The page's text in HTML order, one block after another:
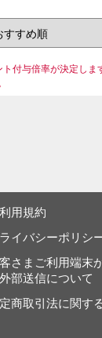
付与倍率が決定しま
用規約
イバシーポリシ
さまご利用端末
部送信について
商取引法に関す